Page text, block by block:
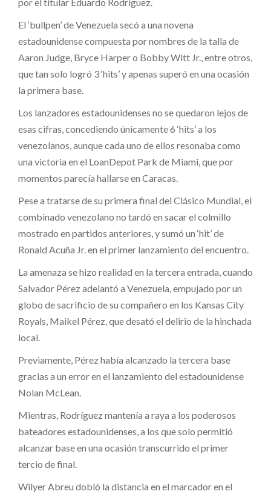
El ‘bullpen’ de Venezuela secó a una novena
estadounidense compuesta por nombres de la talla de
Aaron Judge, Bryce Harper o Bobby Witt Jr., entre otros,
que tan solo logró 3 ‘hits’ y apenas superó en una ocasión
la primera base.
Los lanzadores estadounidenses no se quedaron lejos de
esas cifras, concediendo únicamente 6 ‘hits’ a los
venezolanos, aunque cada uno de ellos resonaba como
una victoria en el LoanDepot Park de Miami, que por
momentos parecía hallarse en Caracas.
Pese a tratarse de su primera final del Clásico Mundial, el
combinado venezolano no tardó en sacar el colmillo
mostrado en partidos anteriores, y sumó un ‘hit’ de
Ronald Acuña Jr. en el primer lanzamiento del encuentro.
La amenaza se hizo realidad en la tercera entrada, cuando
Salvador Pérez adelantó a Venezuela, empujado por un
globo de sacrificio de su compañero en los Kansas City
Royals, Maikel Pérez, que desató el delirio de la hinchada
local.
Previamente, Pérez había alcanzado la tercera base
gracias a un error en el lanzamiento del estadounidense
Nolan McLean.
Mientras, Rodríguez mantenía a raya a los poderosos
bateadores estadounidenses, a los que solo permitió
alcanzar base en una ocasión transcurrido el primer
tercio de final.
Wilyer Abreu dobló la distancia en el marcador en el